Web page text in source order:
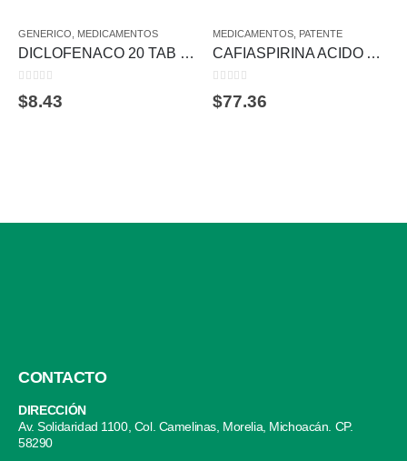
GENERICO MEDICAMENTOS
DICLOFENACO 20 TAB 100 MG AVIVIA
0
$8.43
MEDICAMENTOS PATENTE
CAFIASPIRINA ACIDO ACETILSALICILICO 500MG / CAFEINA 30MG C/40 TAB.
0
$77.36
CONTACTO
DIRECCIÓN
Av. Solidaridad 1100, Col. Camelinas, Morelia, Michoacán. CP.
58290